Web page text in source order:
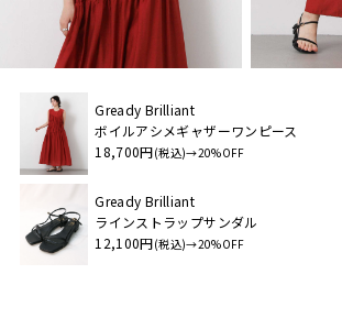
Gready Brilliant
ボイルアシメギャザーワンピース
18,700円(税込)→20%OFF
Gready Brilliant
ラインストラップサンダル
12,100円(税込)→20%OFF